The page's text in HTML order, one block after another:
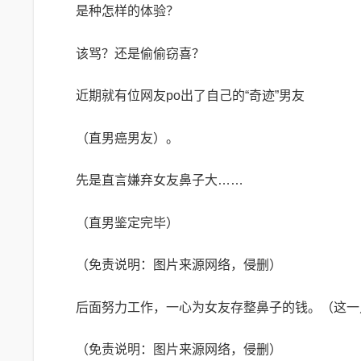
是种怎样的体验？
该骂？还是偷偷窃喜？
近期就有位网友po出了自己的“奇迹”男友
（直男癌男友）。
先是直言嫌弃女友鼻子大……
（直男鉴定完毕）
（免责说明：图片来源网络，侵删）
后面努力工作，一心为女友存整鼻子的钱。（这一
（免责说明：图片来源网络，侵删）